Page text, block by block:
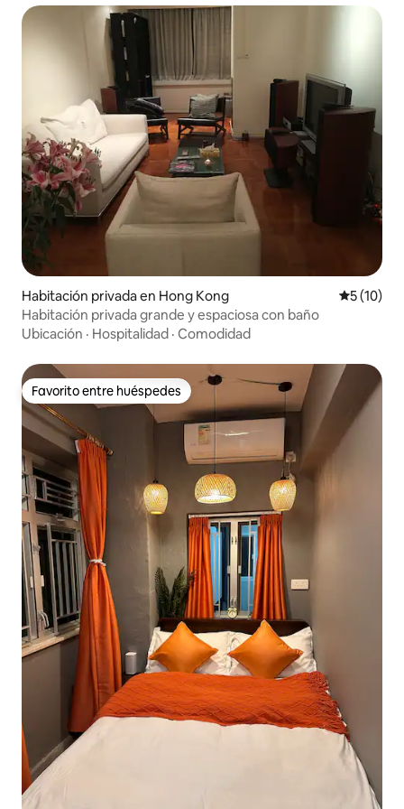
Habitación privada en Hong Kong
5 (10)
Habitación privada grande y espaciosa con baño
Ubicación · Hospitalidad · Comodidad
Favorito entre huéspedes
Favorito entre huéspedes